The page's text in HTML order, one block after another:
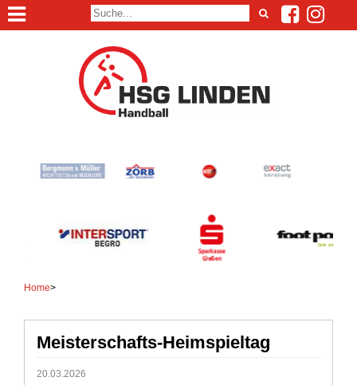
Home>
Meisterschafts-Heimspieltag
20.03.2026